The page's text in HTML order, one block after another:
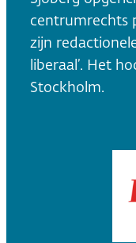
centrumrechts
zijn
liberaal’. Het
Stockholm.